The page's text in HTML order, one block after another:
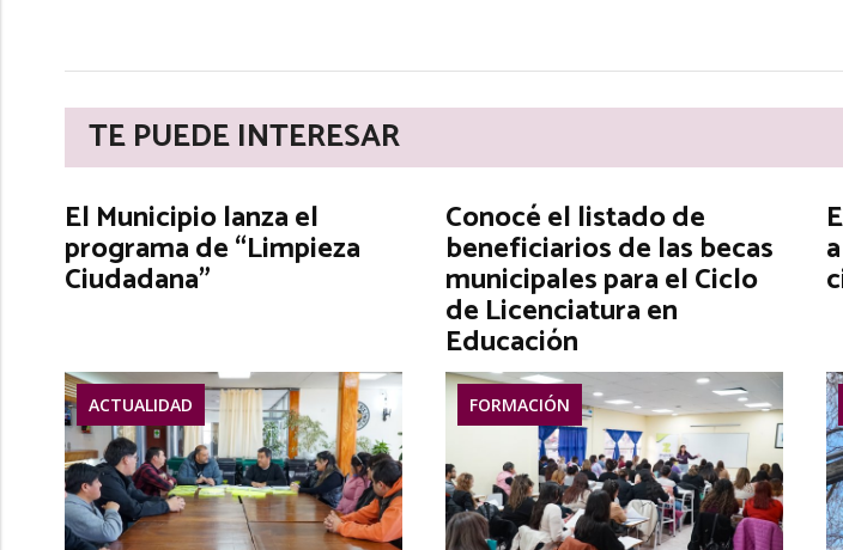
TE PUEDE INTERESAR
El Municipio lanza el
programa de “Limpieza
Ciudadana”
ACTUALIDAD
Conocé el listado de
beneficiarios de las becas
municipales para el Ciclo
de Licenciatura en
Educación
FORMACIÓN